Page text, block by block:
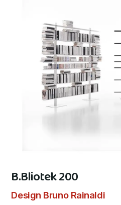
B.Bliotek 200
Design Bruno Rainaldi